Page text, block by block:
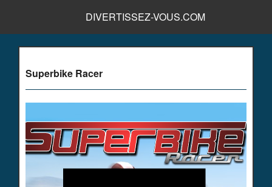
DIVERTISSEZ-VOUS.COM
Superbike Racer